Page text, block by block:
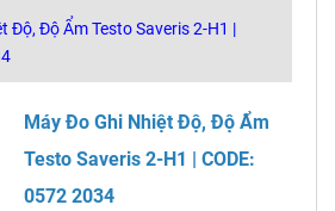
Độ, Độ Ẩm Testo Saveris 2-H1 |
Máy Đo Ghi Nhiệt Độ, Độ Ẩm
Testo Saveris 2-H1 | CODE:
0572 2034